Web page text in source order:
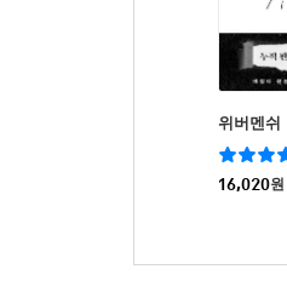
위버멘쉬
16,020원